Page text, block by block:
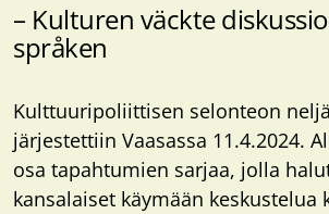
– Kulturen väckte
språken
Kulttuuripoliittisen selonteon
järjestettiin Vaasassa 11.4.2024.
osa tapahtumien sarjaa, jolla
kansalaiset käymään keskustelua